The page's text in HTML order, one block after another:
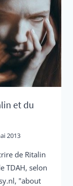
et du
2013
de Ritalin
TDAH, selon
"about